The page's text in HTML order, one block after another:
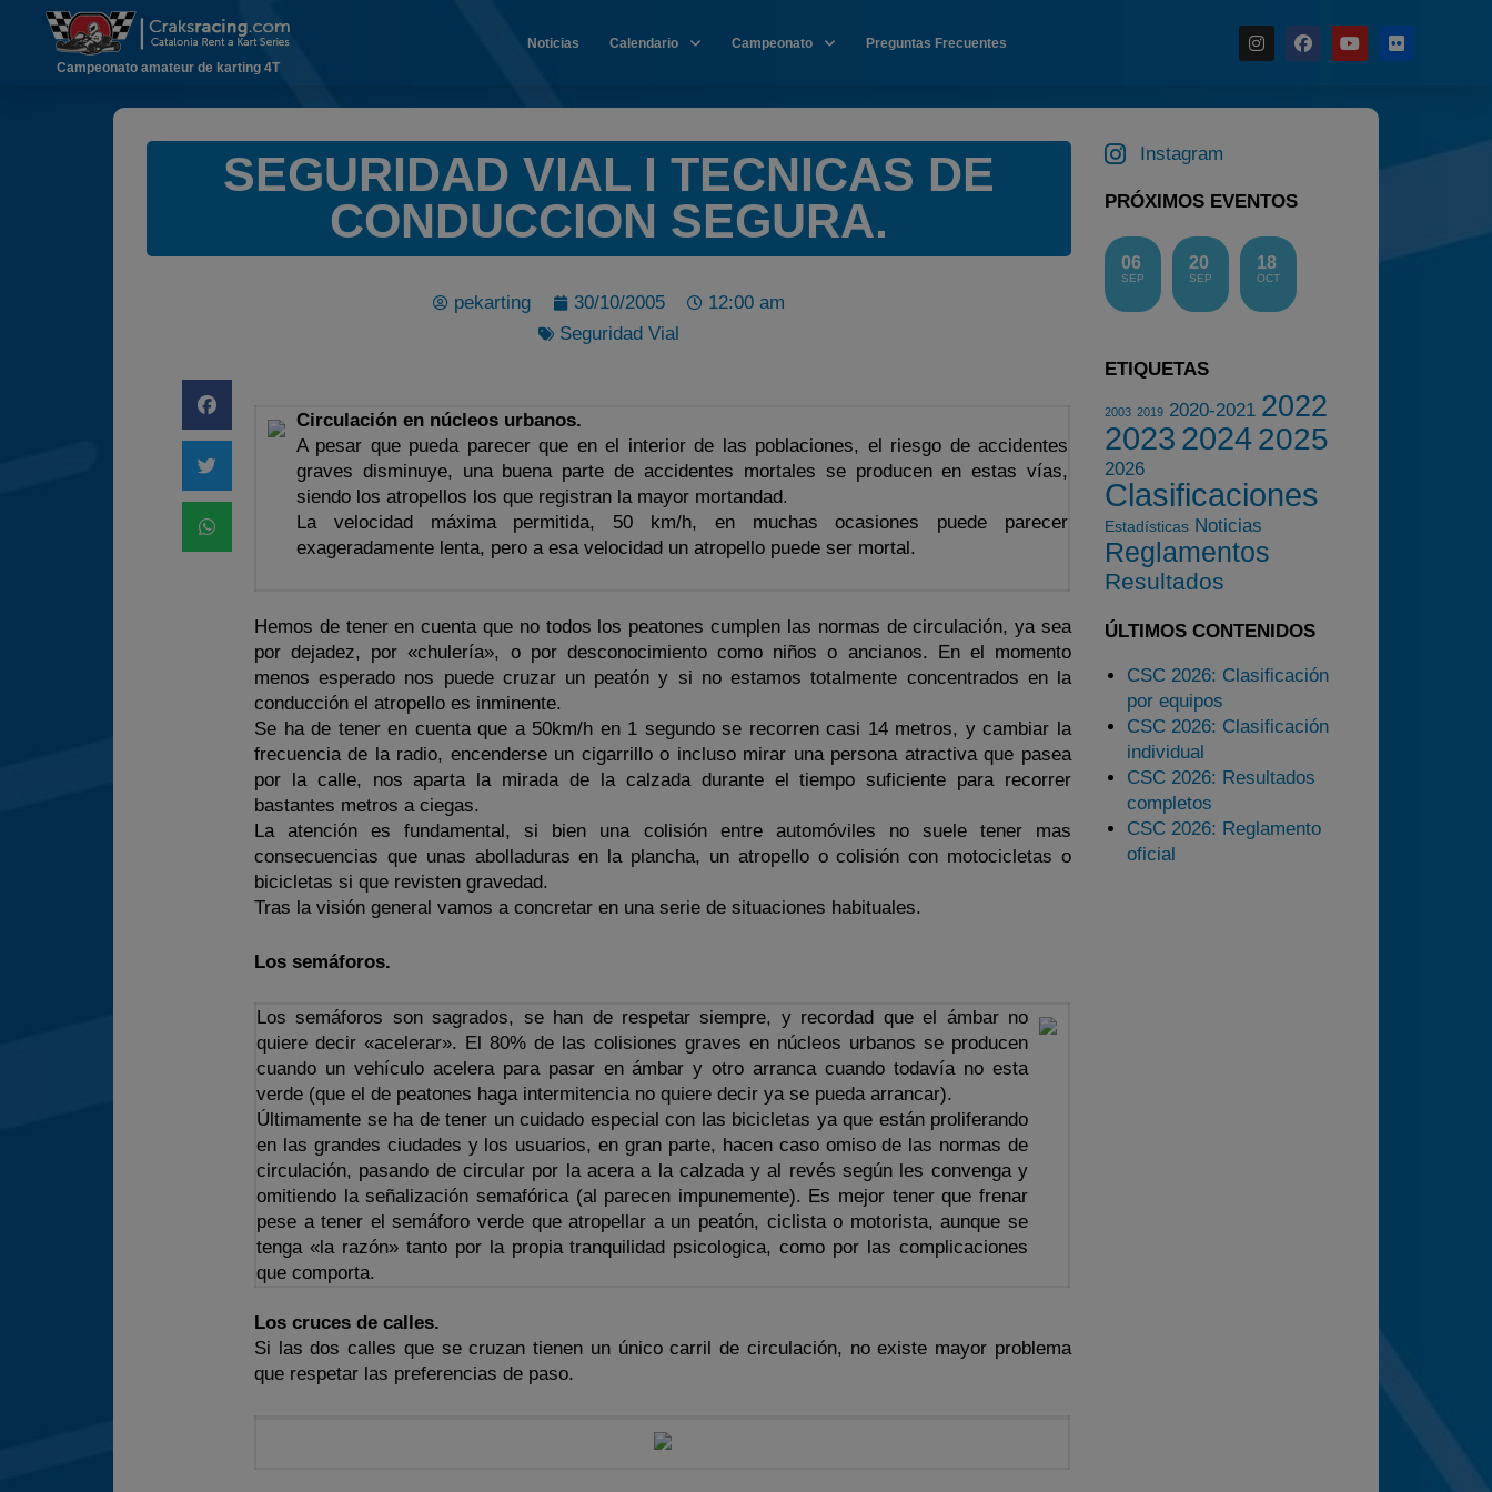
Campeonato
Campeonato amateur de karting 4T
Noticias Calendario Campeonato Preguntas Frecuentes
SEGURIDAD VIAL I TECNICAS DE
CONDUCCION SEGURA.
pekarting 30/10/2005
12:00 am
Seguridad Vial
Circulación en núcleos urbanos.
A pesar que pueda parecer que en el interior de las poblaciones, el riesgo de accidentes
graves disminuye, una buena parte de accidentes mortales se producen en estas vías,
siendo los atropellos los que registran la mayor mortandad.
La velocidad máxima permitida, 50 km/h, en muchas ocasiones puede parecer
exageradamente lenta, pero a esa velocidad un atropello puede ser mortal.
Hemos de tener en cuenta que no todos los peatones cumplen las normas de circulación, ya sea
por dejadez, por «chulería», o por desconocimiento como niños o ancianos. En el momento
menos esperado nos puede cruzar un peatón y si no estamos totalmente concentrados en la
conducción el atropello es inminente.
Se ha de tener en cuenta que a 50km/h en 1 segundo se recorren casi 14 metros, y cambiar la
frecuencia de la radio, encenderse un cigarrillo o incluso mirar una persona atractiva que pasea
por la calle, nos aparta la mirada de la calzada durante el tiempo suficiente para recorrer
bastantes metros a ciegas.
La atención es fundamental, si bien una colisión entre automóviles no suele tener mas
consecuencias que unas abolladuras en la plancha, un atropello o colisión con motocicletas o
bicicletas si que revisten gravedad.
Tras la visión general vamos a concretar en una serie de situaciones habituales.
Los semáforos.
Los semáforos son sagrados, se han de respetar siempre, y recordad que el ámbar no
quiere decir «acelerar». El 80% de las colisiones graves en núcleos urbanos se producen
cuando un vehículo acelera para pasar en ámbar y otro arranca cuando todavía no esta
verde (que el de peatones haga intermitencia no quiere decir ya se pueda arrancar).
Últimamente se ha de tener un cuidado especial con las bicicletas ya que están proliferando
en las grandes ciudades y los usuarios, en gran parte, hacen caso omiso de las normas de
circulación, pasando de circular por la acera a la calzada y al revés según les convenga y
omitiendo la señalización semafórica (al parecen impunemente). Es mejor tener que frenar
pese a tener el semáforo verde que atropellar a un peatón, ciclista o motorista, aunque se
tenga «la razón» tanto por la propia tranquilidad psicologica, como por las complicaciones
que comporta.
Los cruces de calles.
Si las dos calles que se cruzan tienen un único carril de circulación, no existe mayor problema
que respetar las preferencias de paso.
Instagram
PRÓXIMOS EVENTOS
06
SEP
20
SEP
18
OCT
ETIQUETAS
2003 2019 2020-2021 2022
2023 20242025
2026
Clasificaciones
Estadísticas Noticias
Reglamentos
Resultados
ÚLTIMOS CONTENIDOS
CSC 2026: Clasificación
por equipos
CSC 2026: Clasificación
individual
CSC 2026: Resultados
completos
CSC 2026: Reglamento
oficial